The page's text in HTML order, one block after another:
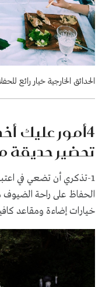
الحدائق الخارجية خيار رائع
4أمور عليك
تحضير حديقة
1-تذكري أن تضعي في
الحفاظ على راحة الضيوف
خيارات إضاءة ومقاعد